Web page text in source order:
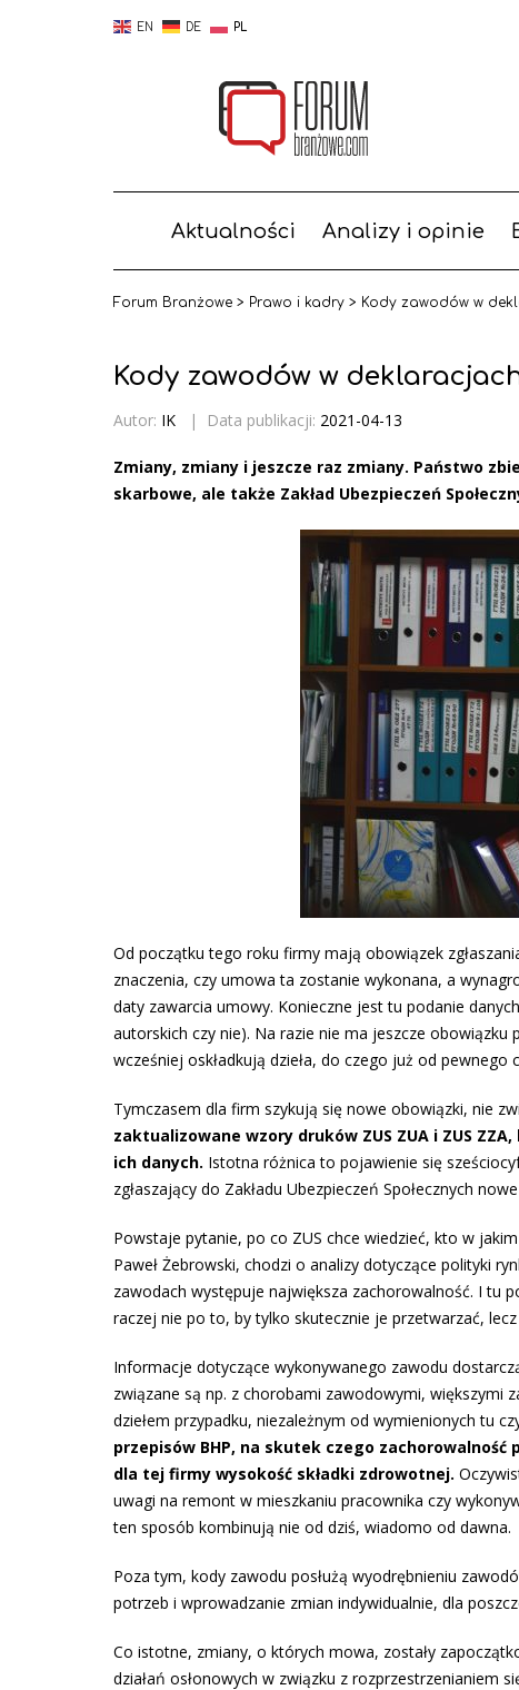
EN DE PL
Aktualności Analizy i opinie
Forum Branżowe > Prawo i kadry > Kody zawodów w
Kody zawodów w
Autor: IK | Data publikacji: 2021-04-13
Zmiany, zmiany i jeszcze raz zmiany. Państwo
skarbowe, ale także Zakład Ubezpieczeń
Od początku tego roku firmy mają obowiązek
znaczenia, czy umowa ta zostanie wykonana, a
daty zawarcia umowy. Konieczne jest tu podanie
autorskich czy nie). Na razie nie ma jeszcze
wcześniej oskładkują dzieła, do czego już od pewnego
Tymczasem dla firm szykują się nowe obowiązki, nie
zaktualizowane wzory druków ZUS ZUA i ZUS
ich danych. Istotna różnica to pojawienie się
zgłaszający do Zakładu Ubezpieczeń Społecznych
Powstaje pytanie, po co ZUS chce wiedzieć, kto w
Paweł Żebrowski, chodzi o analizy dotyczące polityki
zawodach występuje największa zachorowalność. I tu
raczej nie po to, by tylko skutecznie je przetwarzać,
Informacje dotyczące wykonywanego zawodu
związane są np. z chorobami zawodowymi, większymi
dziełem przypadku, niezależnym od wymienionych tu
przepisów BHP, na skutek czego
dla tej firmy wysokość składki zdrowotnej.
uwagi na remont w mieszkaniu pracownika czy
ten sposób kombinują nie od dziś, wiadomo od dawna.
Poza tym, kody zawodu posłużą wyodrębnieniu
potrzeb i wprowadzanie zmian indywidualnie, dla
Co istotne, zmiany, o których mowa, zostały
działań osłonowych w związku z rozprzestrzenianiem